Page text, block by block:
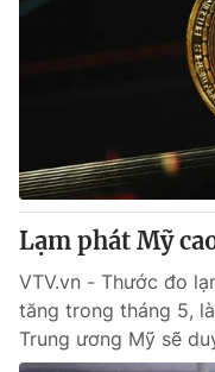
Lạm phát Mỹ
VTV.vn - Thước đo
tăng trong tháng 5,
Trung ương Mỹ sẽ